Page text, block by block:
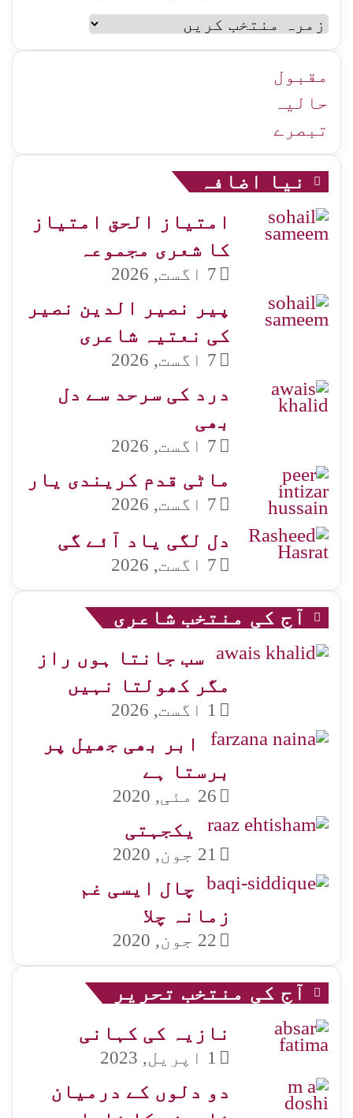
سلام
اردو
زمرہ
جات
مقبول
حالیہ
تبصرے
نیا اضافہ
امتیاز الحق امتیاز
کا شعری مجموعہ
7 اگست, 2026
پیر نصیر الدین نصیر
کی نعتیہ شاعری
7 اگست, 2026
درد کی سرحد سے دل
بھی
7 اگست, 2026
ماٹی قدم کریندی یار
7 اگست, 2026
دل لگی یاد آئے گی
7 اگست, 2026
آج کی منتخب شاعری
سب جانتا ہوں راز
مگر کھولتا نہیں
1 اگست, 2026
ابر بھی جھیل پر
برستا ہے
26 مئی, 2020
یکجہتی
21 جون, 2020
چال ایسی غم
زمانہ چلا
22 جون, 2020
آج کی منتخب تحریر
نازیہ کی کہانی
1 اپریل, 2023
دو دلوں کے درمیان